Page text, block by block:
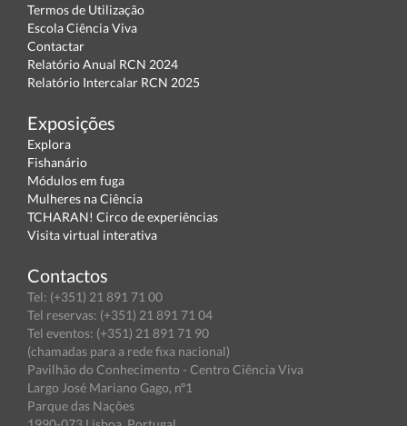
Termos de Utilização
Escola Ciência Viva
Contactar
Relatório Anual RCN 2024
Relatório Intercalar RCN 2025
Exposições
Explora
Fishanário
Módulos em fuga
Mulheres na Ciência
TCHARAN! Circo de experiências
Visita virtual interativa
Contactos
Tel: (+351) 21 891 71 00
Tel reservas: (+351) 21 891 71 04
Tel eventos: (+351) 21 891 71 90
(chamadas para a rede fixa nacional)
Pavilhão do Conhecimento - Centro Ciência Viva
Largo José Mariano Gago, nº1
Parque das Nações